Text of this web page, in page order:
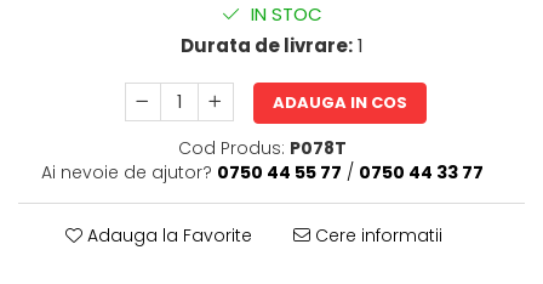
IN STOC
Durata de livrare:1
ADAUGA IN COS
Cod Produs: P078T
Ai nevoie de ajutor? 0750 44 55 77 / 0750 44 33 77
Adauga la Favorite Cere informatii